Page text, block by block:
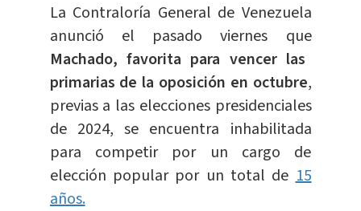
La Contraloría General de Venezuela
anunció el pasado viernes que
Machado, favorita para vencer las
primarias de la oposición en octubre,
previas a las elecciones presidenciales
de 2024, se encuentra inhabilitada
para competir por un cargo de
elección popular por un total de15
años.